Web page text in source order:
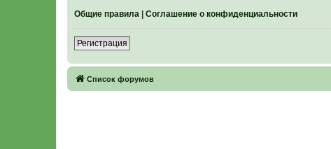
Общие правила | Соглашение о конфиденциальности
Регистрация
Список форумов
Связаться с